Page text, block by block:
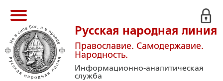
Русская народная линия
Православие. Самодержавие.
Народность.
Информационно-аналитическая
служба